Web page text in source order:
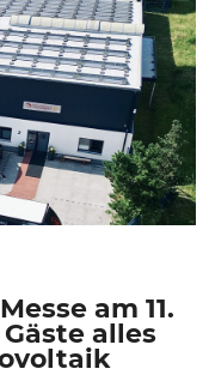
am 11.
alles